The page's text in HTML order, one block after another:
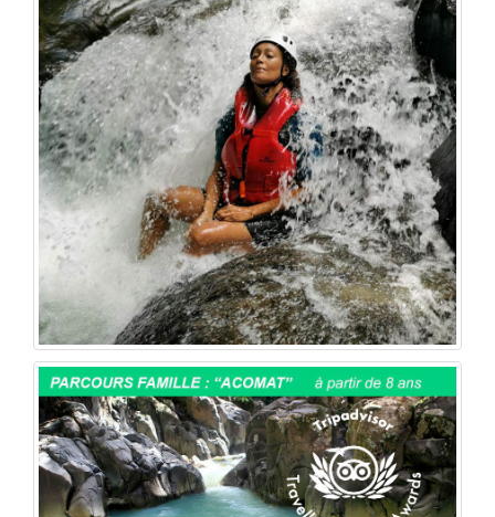
Canyoning Guadeloupe : À découvrir
absolument à Pointe-Noire !